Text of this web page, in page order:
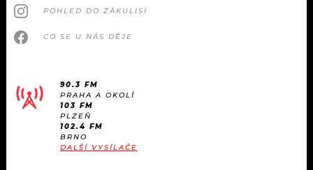
POHLED DO ZÁKULISÍ
CO SE U NÁS DĚJE
90.3 FM
PRAHA A OKOLÍ
103 FM
PLZEŇ
102.4 FM
BRNO
DALŠÍ VYSÍLAČE